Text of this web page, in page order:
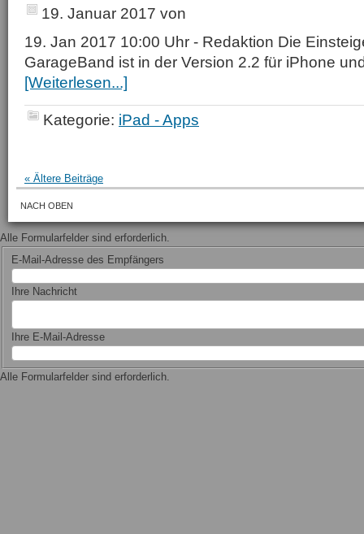
19. Januar 2017 von
19. Jan 2017 10:00 Uhr - Redaktion Die
GarageBand ist in der Version 2.2 für iPhone
[Weiterlesen...]
Kategorie: iPad - Apps
« Ältere Beiträge
NACH OBEN
Alle Formularfelder sind erforderlich.
E-Mail-Adresse des Empfängers
Ihre Nachricht
Ihre E-Mail-Adresse
Alle Formularfelder sind erforderlich.